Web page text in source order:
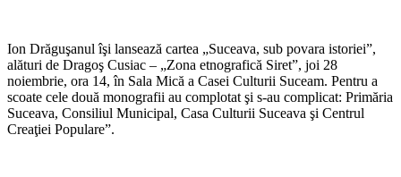
Ion Drăguşanul îşi lansează cartea „Suceava, sub povara istoriei”,
alături de Dragoş Cusiac – „Zona etnografică Siret”, joi 28
noiembrie, ora 14, în Sala Mică a Casei Culturii Suceam. Pentru a
scoate cele două monografii au complotat şi s-au complicat: Primăria
Suceava, Consiliul Municipal, Casa Culturii Suceava şi Centrul
Creaţiei Populare”.